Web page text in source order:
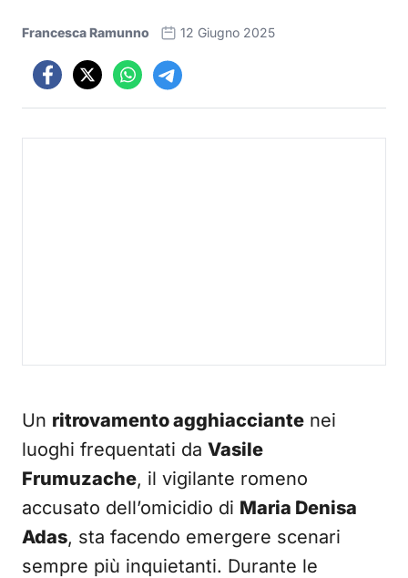
Francesca Ramunno 12 Giugno 2025
Un ritrovamento agghiacciante nei
luoghi frequentati da Vasile
Frumuzache, il vigilante romeno
accusato dell’omicidio di Maria Denisa
Adas, sta facendo emergere scenari
sempre più inquietanti. Durante le